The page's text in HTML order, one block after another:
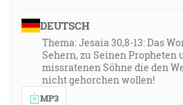
DEUTSCH
Thema: Jesaia 30,8-13: Das
Sehern, zu Seinen Propheten
missratenen Söhne die den
nicht gehorchen wollen!
MP3